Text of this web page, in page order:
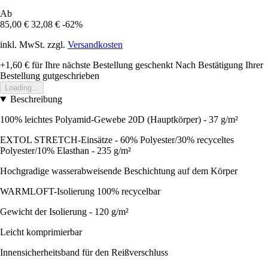
Ab
85,00 € 32,08 € -62%
inkl. MwSt. zzgl. Versandkosten
+1,60 € für Ihre nächste Bestellung geschenkt Nach Bestätigung Ihrer
Bestellung gutgeschrieben
Loading...
Beschreibung
100% leichtes Polyamid-Gewebe 20D (Hauptkörper) - 37 g/m²
EXTOL STRETCH-Einsätze - 60% Polyester/30% recyceltes
Polyester/10% Elasthan - 235 g/m²
Hochgradige wasserabweisende Beschichtung auf dem Körper
WARMLOFT-Isolierung 100% recycelbar
Gewicht der Isolierung - 120 g/m²
Leicht komprimierbar
Innensicherheitsband für den Reißverschluss